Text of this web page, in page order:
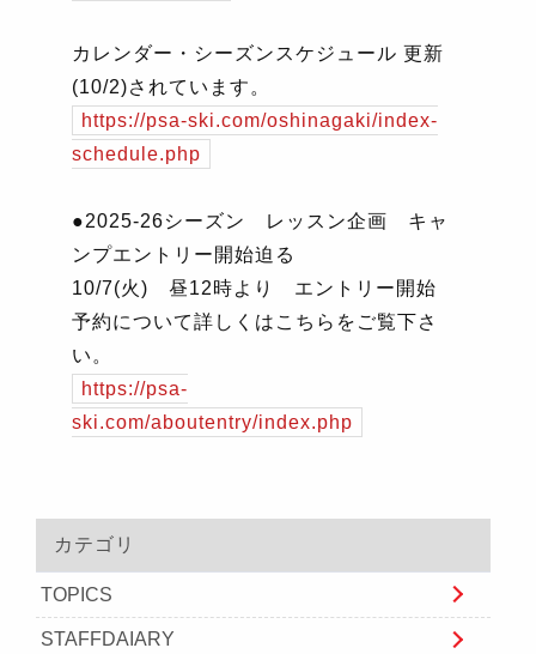
カレンダー・シーズンスケジュール 更新
(10/2)されています。
https://psa-ski.com/oshinagaki/index-
schedule.php
●2025-26シーズン レッスン企画 キャ
ンプエントリー開始迫る
10/7(火) 昼12時より エントリー開始
予約について詳しくはこちらをご覧下さ
い。
https://psa-
ski.com/aboutentry/index.php
カテゴリ
TOPICS
STAFFDAIARY